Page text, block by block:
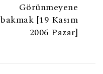
Görünmeyene
bakmak [19 Kasım
2006 Pazar]